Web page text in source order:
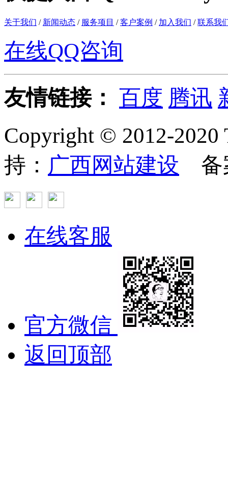
关于我们 / 新闻动态 / 服务项目 /客户案例 / 加入我们 /联系我
在线QQ咨询
友情链接： 百度 腾讯
Copyright © 2012-
持： 广西网站建设 备
在线客服
官方微信
返回顶部